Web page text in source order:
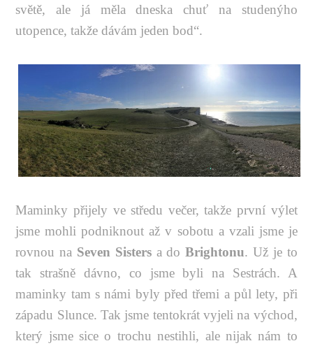
světě, ale já měla dneska chuť na studenýho
utopence, takže dávám jeden bod“.
Maminky přijely ve středu večer, takže první výlet
jsme mohli podniknout až v sobotu a vzali jsme je
rovnou na Seven Sistersa doBrightonu. Už je to
tak strašně dávno, co jsme byli na Sestrách. A
maminky tam s námi byly před třemi a půl lety, při
západu Slunce. Tak jsme tentokrát vyjeli na východ,
který jsme sice o trochu nestihli, ale nijak nám to